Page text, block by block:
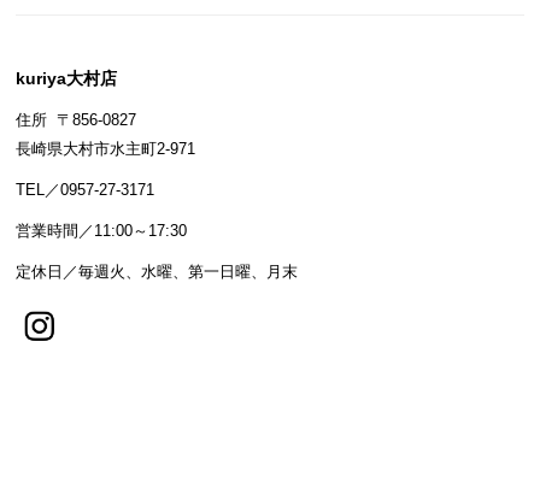
kuriya大村店
住所 〒856-0827
長崎県大村市水主町2-971
TEL／0957-27-3171
営業時間／11:00～17:30
定休日／毎週火、水曜、第一日曜、月末